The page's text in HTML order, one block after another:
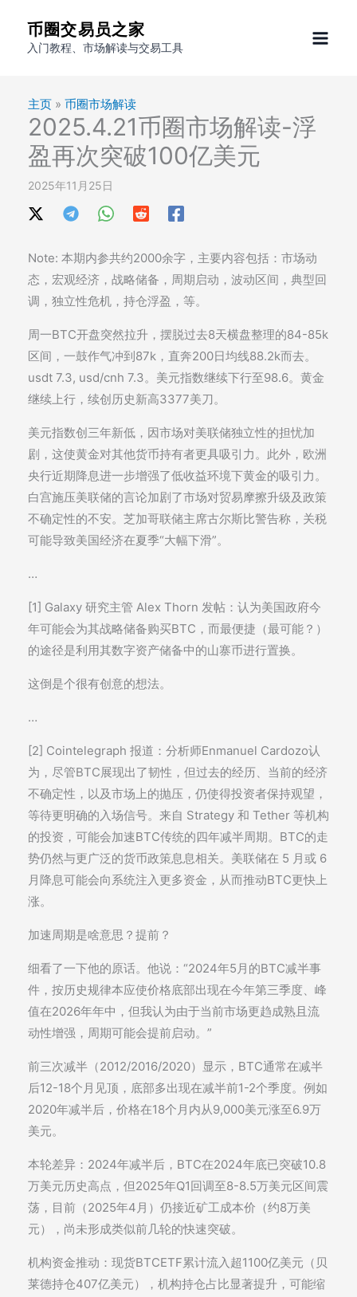
币圈交易员之家
入门教程、市场解读与交易工具
主页 » 币圈市场解读
2025.4.21币圈市场解读-浮
盈再次突破100亿美元
2025年11月25日
Note: 本期内参共约2000余字，主要内容包括：市场动
态，宏观经济，战略储备，周期启动，波动区间，典型回
调，独立性危机，持仓浮盈，等。
周一BTC开盘突然拉升，摆脱过去8天横盘整理的84-85k
区间，一鼓作气冲到87k，直奔200日均线88.2k而去。
usdt 7.3, usd/cnh 7.3。美元指数继续下行至98.6。黄金
继续上行，续创历史新高3377美刀。
美元指数创三年新低，因市场对美联储独立性的担忧加
剧，这使黄金对其他货币持有者更具吸引力。此外，欧洲
央行近期降息进一步增强了低收益环境下黄金的吸引力。
白宫施压美联储的言论加剧了市场对贸易摩擦升级及政策
不确定性的不安。芝加哥联储主席古尔斯比警告称，关税
可能导致美国经济在夏季“大幅下滑”。
…
[1] Galaxy 研究主管 Alex Thorn 发帖：认为美国政府今
年可能会为其战略储备购买BTC，而最便捷（最可能？）
的途径是利用其数字资产储备中的山寨币进行置换。
这倒是个很有创意的想法。
…
[2] Cointelegraph 报道：分析师Enmanuel Cardozo认
为，尽管BTC展现出了韧性，但过去的经历、当前的经济
不确定性，以及市场上的抛压，仍使得投资者保持观望，
等待更明确的入场信号。来自 Strategy 和 Tether 等机构
的投资，可能会加速BTC传统的四年减半周期。BTC的走
势仍然与更广泛的货币政策息息相关。美联储在 5 月或 6
月降息可能会向系统注入更多资金，从而推动BTC更快上
涨。
加速周期是啥意思？提前？
细看了一下他的原话。他说：“2024年5月的BTC减半事
件，按历史规律本应使价格底部出现在今年第三季度、峰
值在2026年年中，但我认为由于当前市场更趋成熟且流
动性增强，周期可能会提前启动。”
前三次减半（2012/2016/2020）显示，BTC通常在减半
后12-18个月见顶，底部多出现在减半前1-2个季度。例如
2020年减半后，价格在18个月内从9,000美元涨至6.9万
美元。
本轮差异：2024年减半后，BTC在2024年底已突破10.8
万美元历史高点，但2025年Q1回调至8-8.5万美元区间震
荡，目前（2025年4月）仍接近矿工成本价（约8万美
元），尚未形成类似前几轮的快速突破。
机构资金推动：现货BTCETF累计流入超1100亿美元（贝
莱德持仓407亿美元），机构持仓占比显著提升，可能缩